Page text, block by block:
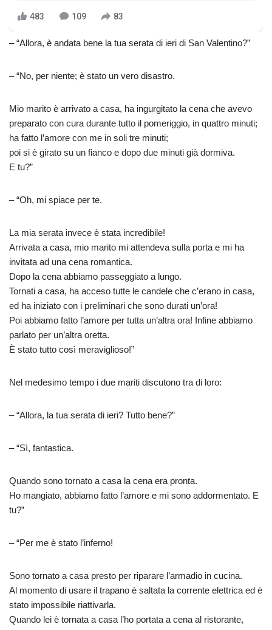
483 109 83
– “Allora, è andata bene la tua serata di ieri di San Valentino?”
– “No, per niente; è stato un vero disastro.
Mio marito è arrivato a casa, ha ingurgitato la cena che avevo
preparato con cura durante tutto il pomeriggio, in quattro minuti;
ha fatto l’amore con me in soli tre minuti;
poi si è girato su un fianco e dopo due minuti già dormiva.
E tu?”
– “Oh, mi spiace per te.
La mia serata invece è stata incredibile!
Arrivata a casa, mio marito mi attendeva sulla porta e mi ha
invitata ad una cena romantica.
Dopo la cena abbiamo passeggiato a lungo.
Tornati a casa, ha acceso tutte le candele che c’erano in casa,
ed ha iniziato con i preliminari che sono durati un’ora!
Poi abbiamo fatto l’amore per tutta un’altra ora! Infine abbiamo
parlato per un’altra oretta.
È stato tutto così meraviglioso!”
Nel medesimo tempo i due mariti discutono tra di loro:
– “Allora, la tua serata di ieri? Tutto bene?”
– “Sì, fantastica.
Quando sono tornato a casa la cena era pronta.
Ho mangiato, abbiamo fatto l’amore e mi sono addormentato. E
tu?”
– “Per me è stato l’inferno!
Sono tornato a casa presto per riparare l’armadio in cucina.
Al momento di usare il trapano è saltata la corrente elettrica ed è
stato impossibile riattivarla.
Quando lei è tornata a casa l’ho portata a cena al ristorante,